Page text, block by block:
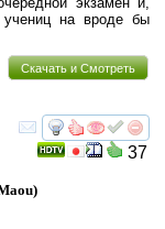
учениц на вроде бы
Скачать и Смотреть
смотреть
37
)